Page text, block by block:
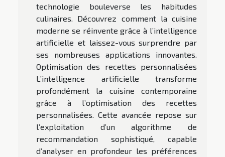
technologie bouleverse les habitudes
culinaires. Découvrez comment la cuisine
moderne se réinvente grâce à l’intelligence
artificielle et laissez-vous surprendre par
ses nombreuses applications innovantes.
Optimisation des recettes personnalisées
L’intelligence artificielle transforme
profondément la cuisine contemporaine
grâce à l’optimisation des recettes
personnalisées. Cette avancée repose sur
l’exploitation d’un algorithme de
recommandation sophistiqué, capable
d’analyser en profondeur les préférences